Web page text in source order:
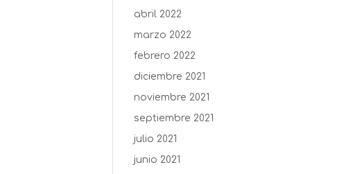
abril 2022
marzo 2022
febrero 2022
diciembre 2021
noviembre 2021
septiembre 2021
julio 2021
junio 2021